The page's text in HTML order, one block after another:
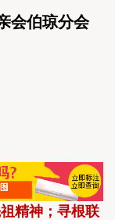
会伯琼分会
精神；寻根联